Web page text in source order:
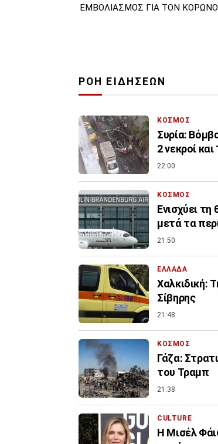
ΕΜΒΟΛΙΑΣΜΟΣ ΓΙΑ ΤΟΝ
ΡΟΗ ΕΙΔΗΣΕΩΝ
ΚΟΣΜΟΣ
Συρία:
2 νεκροί
22:00
ΚΟΣΜΟΣ
Ενισχύει
μετά τα
21:50
ΕΛΛΑΔΑ
Χαλκιδική:
Σίβηρης
21:48
ΚΟΣΜΟΣ
Γάζα:
του Τραμπ
21:38
CULTURE
Η Μισέλ